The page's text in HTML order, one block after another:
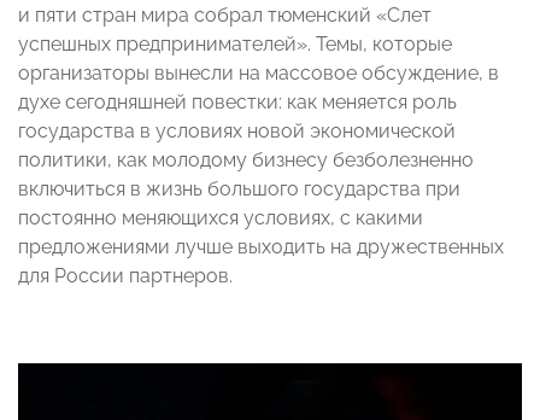
и пяти стран мира собрал тюменский «Слет
успешных предпринимателей». Темы, которые
организаторы вынесли на массовое обсуждение, в
духе сегодняшней повестки: как меняется роль
государства в условиях новой экономической
политики, как молодому бизнесу безболезненно
включиться в жизнь большого государства при
постоянно меняющихся условиях, с какими
предложениями лучше выходить на дружественных
для России партнеров.